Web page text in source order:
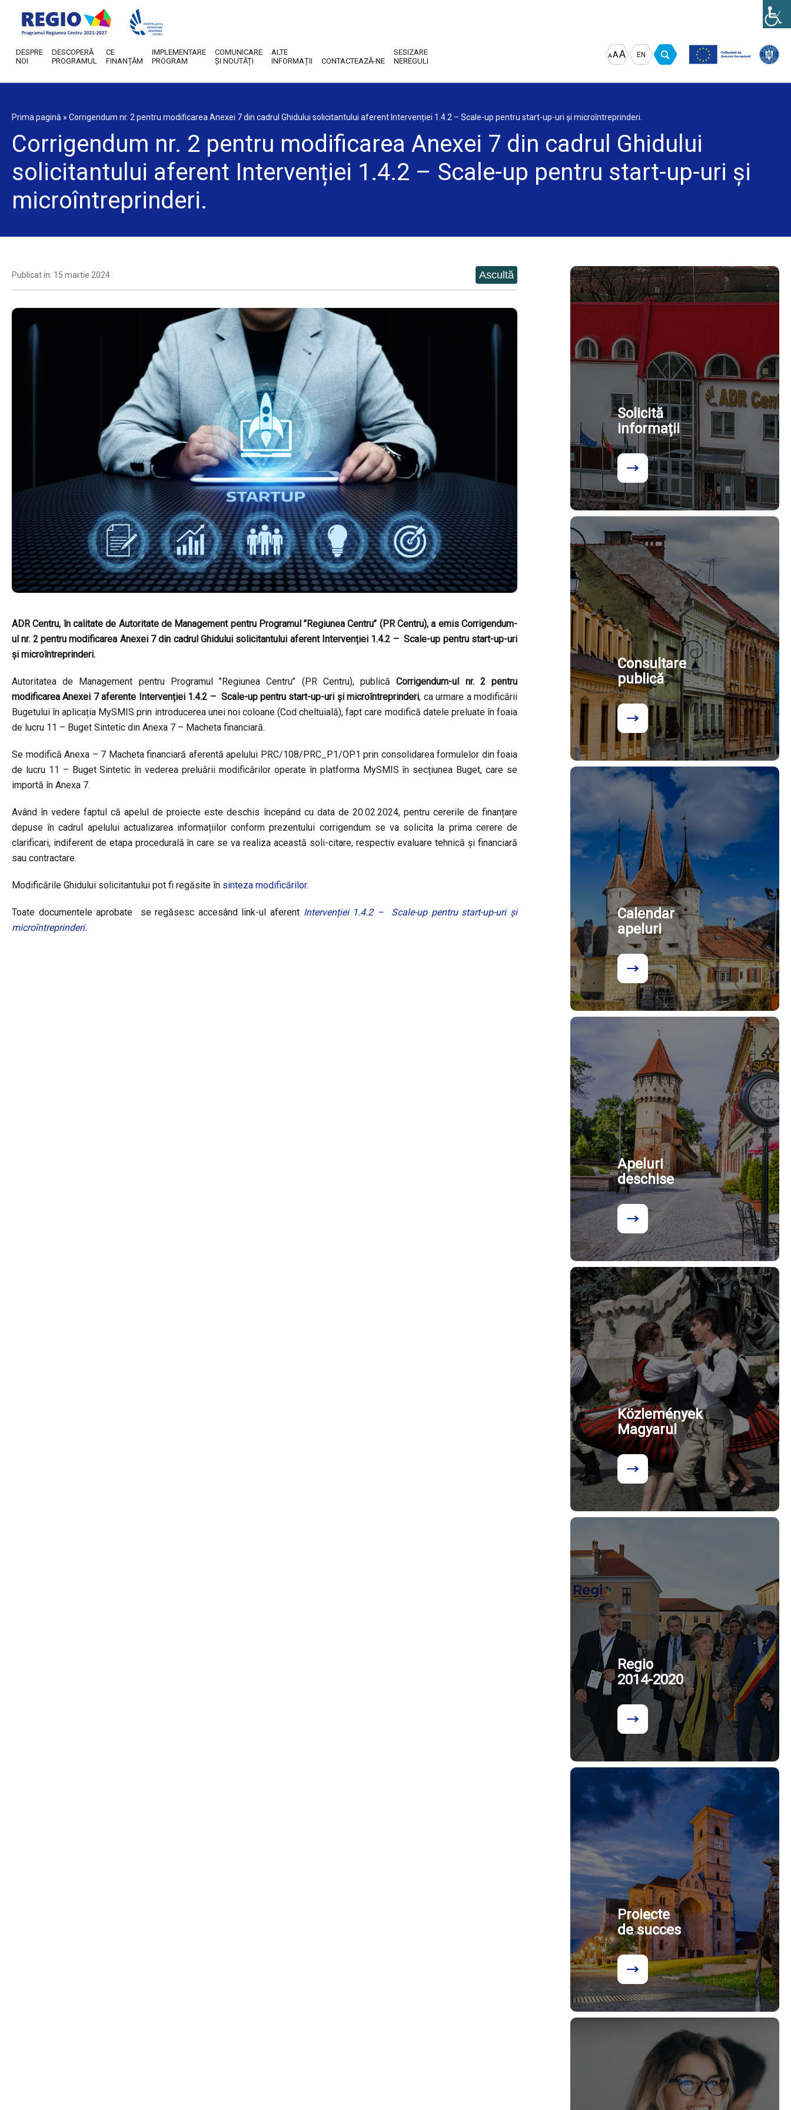
DESPRE
NOI
DESCOPERĂ
PROGRAMUL
CE
FINANȚĂM
IMPLEMENTARE
PROGRAM
COMUNICARE
ȘI NOUTĂȚI
ALTE
INFORMAȚII
CONTACTEAZĂ-NE
SESIZARE
NEREGULI
A
Decrease
font
A Reset
font
AIncrease
font
EN
Prima pagină » Corrigendum nr. 2 pentru modificarea Anexei 7 din cadrul Ghidului solicitantului aferent Intervenției 1.4.2 – Scale-up pentru start-up-uri și microîntreprinderi.
Corrigendum nr. 2 pentru modificarea Anexei 7 din cadrul Ghidului
solicitantului aferent Intervenției 1.4.2 – Scale-up pentru start-up-uri și
microîntreprinderi.
Publicat in: 15 martie 2024
ADR Centru, în calitate de Autoritate de Management pentru Programul ’’Regiunea Centru’’ (PR Centru), a emis Corrigendum-
ul nr. 2 pentru modificarea Anexei 7 din cadrul Ghidului solicitantului aferent Intervenției 1.4.2 – Scale-up pentru start-up-uri
și microîntreprinderi.
Autoritatea de Management pentru Programul ’’Regiunea Centru’’ (PR Centru), publicăCorrigendum-ul nr. 2 pentru
modificarea Anexei 7 aferente Intervenției 1.4.2 – Scale-up pentru start-up-uri și microîntreprinderi, ca urmare a modificării
Bugetului în aplicația MySMIS prin introducerea unei noi coloane (Cod cheltuială), fapt care modifică datele preluate în foaia
de lucru 11 – Buget Sintetic din Anexa 7 – Macheta financiară.
Se modifică Anexa – 7 Macheta financiară aferentă apelului PRC/108/PRC_P1/OP1 prin consolidarea formulelor din foaia
de lucru 11 – Buget Sintetic în vederea preluării modificărilor operate în platforma MySMIS în secțiunea Buget, care se
importă în Anexa 7.
Având în vedere faptul că apelul de proiecte este deschis începând cu data de 20.02.2024, pentru cererile de finanțare
depuse în cadrul apelului actualizarea informațiilor conform prezentului corrigendum se va solicita la prima cerere de
clarificari, indiferent de etapa procedurală în care se va realiza această soli-citare, respectiv evaluare tehnică și financiară
sau contractare.
Modificările Ghidului solicitantului pot fi regăsite în sinteza modificărilor.
Toate documentele aprobate se regăsesc accesând link-ul aferent Intervenției 1.4.2 – Scale-up pentru start-up-uri și
microîntreprinderi.
Solicită
informații
Consultare
publică
Calendar
apeluri
Apeluri
deschise
Közlemények
Magyarul
Regio
2014-2020
Proiecte
de succes